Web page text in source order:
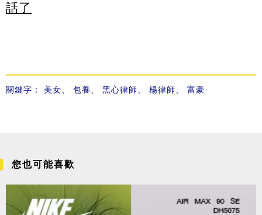
話了
關鍵字： 美女 包養 黑心律師 楊律師 富豪
您也可能喜歡